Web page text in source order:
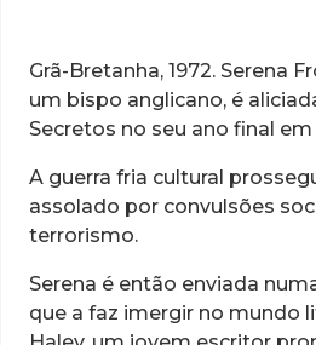
Grã-Bretanha, 1972. Serena
um bispo anglicano, é
Secretos no seu ano final
A guerra fria cultural
assolado por convulsões
terrorismo.
Serena é então enviada
que a faz imergir no mundo